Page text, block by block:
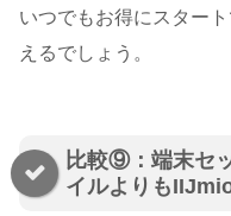
いつでもお得にスター
えるでしょう。
比較⑨：端末セ
イルよりもIIJmio